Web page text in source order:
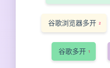
谷歌浏览器多开 2
谷歌多开 1